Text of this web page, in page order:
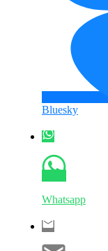
Bluesky
Whatsapp